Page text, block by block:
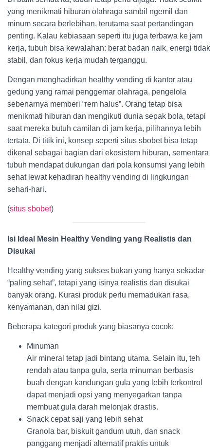
yang menikmati hiburan olahraga sambil ngemil dan
minum secara berlebihan, terutama saat pertandingan
penting. Kalau kebiasaan seperti itu juga terbawa ke jam
kerja, tubuh bisa kewalahan: berat badan naik, energi tidak
stabil, dan fokus kerja mudah terganggu.
Dengan menghadirkan healthy vending di kantor atau
gedung yang ramai penggemar olahraga, pengelola
sebenarnya memberi “rem halus”. Orang tetap bisa
menikmati hiburan dan mengikuti dunia sepak bola, tetapi
saat mereka butuh camilan di jam kerja, pilihannya lebih
tertata. Di titik ini, konsep seperti situs sbobet bisa tetap
dikenal sebagai bagian dari ekosistem hiburan, sementara
tubuh mendapat dukungan dari pola konsumsi yang lebih
sehat lewat kehadiran healthy vending di lingkungan
sehari-hari.
(situs sbobet)
Isi Ideal Mesin Healthy Vending yang Realistis dan
Disukai
Healthy vending yang sukses bukan yang hanya sekadar
“paling sehat”, tetapi yang isinya realistis dan disukai
banyak orang. Kurasi produk perlu memadukan rasa,
kenyamanan, dan nilai gizi.
Beberapa kategori produk yang biasanya cocok:
Minuman
Air mineral tetap jadi bintang utama. Selain itu, teh
rendah atau tanpa gula, serta minuman berbasis
buah dengan kandungan gula yang lebih terkontrol
dapat menjadi opsi yang menyegarkan tanpa
membuat gula darah melonjak drastis.
Snack cepat saji yang lebih sehat
Granola bar, biskuit gandum utuh, dan snack
panggang menjadi alternatif praktis untuk